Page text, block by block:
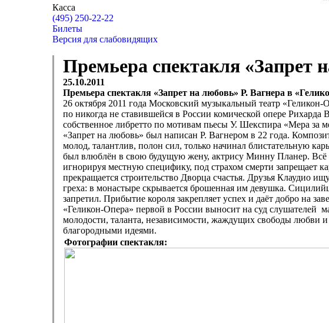
Касса
(495) 250-22-22
Билеты
Версия для слабовидящих
Премьера спектакля «Запрет
25.10.2011
Премьера спектакля «Запрет на любовь» Р. Вагнера в
26 октября 2011 года Московский музыкальный театр
по никогда не ставившейся в России комической опере
собственное либретто по мотивам пьесы У. Шекспира «Мера за
«Запрет на любовь» был написан Р. Вагнером в 22 года.
молод, талантлив, полон сил, только начинал блистательную
был влюблён в свою будущую жену, актрису Минну Планер. Всё
игнорируя местную специфику, под страхом смерти запрещает
прекращается строительство Дворца счастья. Друзья Клаудио
греха: в монастыре скрывается брошенная им девушка.
запретил. Прибытие короля закрепляет успех и даёт добро на
«Геликон-Опера» первой в России выносит на суд слушателей
молодости, таланта, независимости, жаждущих свободы любви
благородными идеями.
Фотографии спектакля: